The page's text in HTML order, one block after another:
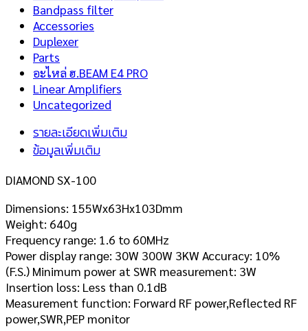
Bandpass filter
Accessories
Duplexer
Parts
อะไหล่ ฮ.BEAM E4 PRO
Linear Amplifiers
Uncategorized
รายละเอียดเพิ่มเติม
ข้อมูลเพิ่มเติม
DIAMOND SX-100
Dimensions: 155Wx63Hx103Dmm
Weight: 640g
Frequency range: 1.6 to 60MHz
Power display range: 30W 300W 3KW Accuracy: 10%
(F.S.) Minimum power at SWR measurement: 3W
Insertion loss: Less than 0.1dB
Measurement function: Forward RF power,Reflected RF
power,SWR,PEP monitor